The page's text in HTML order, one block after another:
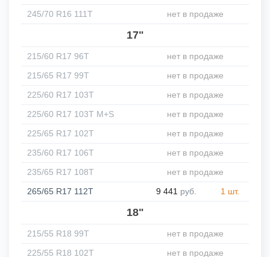
245/70 R16 111T
нет в продаже
17"
215/60 R17 96T
нет в продаже
215/65 R17 99T
нет в продаже
225/60 R17 103T
нет в продаже
225/60 R17 103T M+S
нет в продаже
225/65 R17 102T
нет в продаже
235/60 R17 106T
нет в продаже
235/65 R17 108T
нет в продаже
265/65 R17 112T
9 441 руб. 1 шт.
18"
215/55 R18 99T
нет в продаже
225/55 R18 102T
нет в продаже